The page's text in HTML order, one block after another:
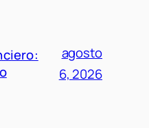
agosto
6, 2026